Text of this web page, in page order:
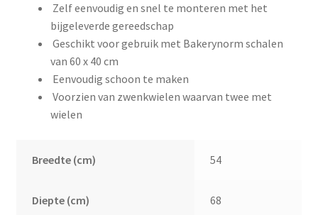
Zelf eenvoudig en snel te monteren met het
bijgeleverde gereedschap
Geschikt voor gebruik met Bakerynorm schalen
van 60 x 40 cm
Eenvoudig schoon te maken
Voorzien van zwenkwielen waarvan twee met
wielen
Breedte (cm) 54
Diepte (cm) 68